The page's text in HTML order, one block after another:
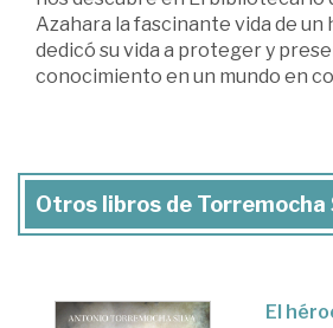
Azahara la fascinante vida de un
dedicó su vida a proteger y
conocimiento en un mundo en
Otros libros de
El